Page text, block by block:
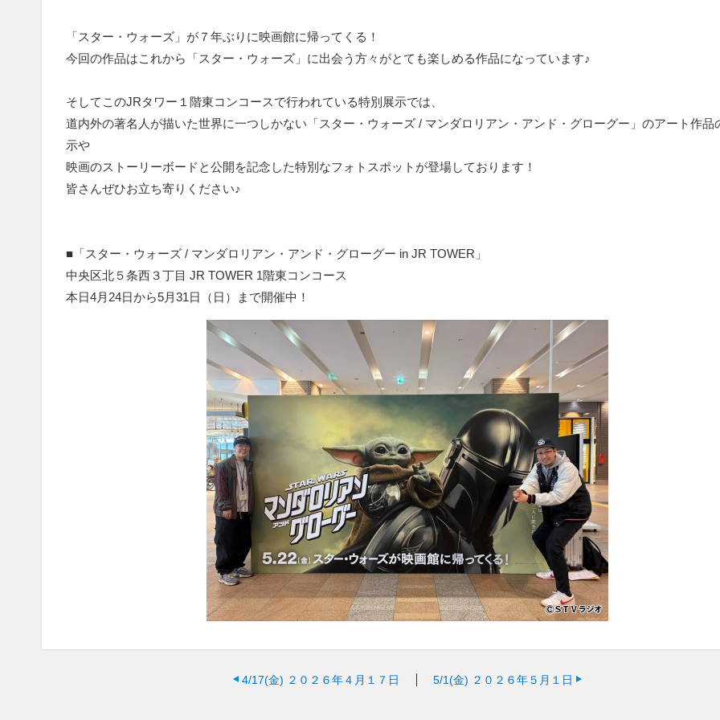
「スター・ウォーズ」が７年ぶりに映画館に帰ってくる！
今回の作品はこれから「スター・ウォーズ」に出会う方々がとても楽しめる作品になっています♪
そしてこのJRタワー１階東コンコースで行われている特別展示では、
道内外の著名人が描いた世界に一つしかない「スター・ウォーズ / マンダロリアン・アンド・グローグー」のアート作品
示や
映画のストーリーボードと公開を記念した特別なフォトスポットが登場しております！
皆さんぜひお立ち寄りください♪
■「スター・ウォーズ / マンダロリアン・アンド・グローグー in JR TOWER」
中央区北５条西３丁目 JR TOWER 1階東コンコース
本日4月24日から5月31日（日）まで開催中！
4/17(金) ２０２６年４月１７日 5/1(金) ２０２６年５月１日